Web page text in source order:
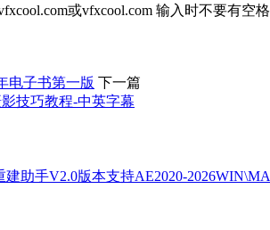
或vfxcool.com 输入时不要有空格
电子书第一版 下一篇
技巧教程-中英字幕